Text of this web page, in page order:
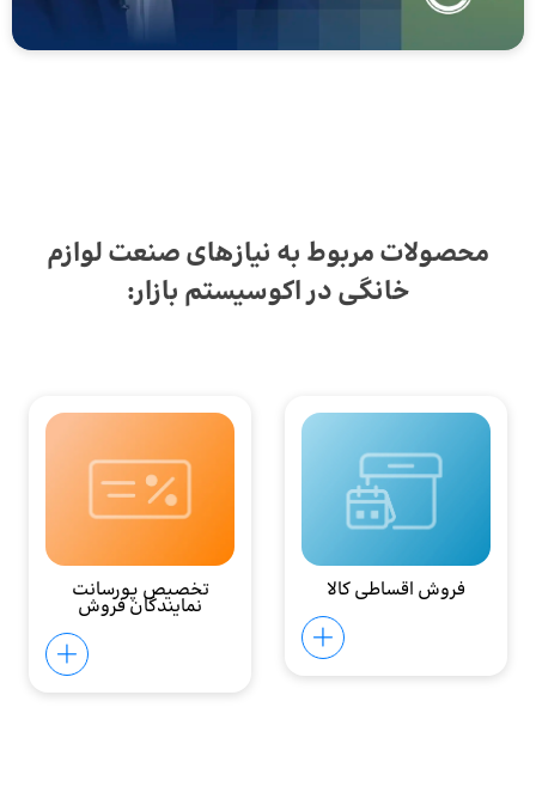
محصولات مربوط به نیازهای صنعت لوازم
خانگی در اکوسیستم بازار:
فروش اقساطی کالا تخصیص پورسانت
نمایندگان فروش